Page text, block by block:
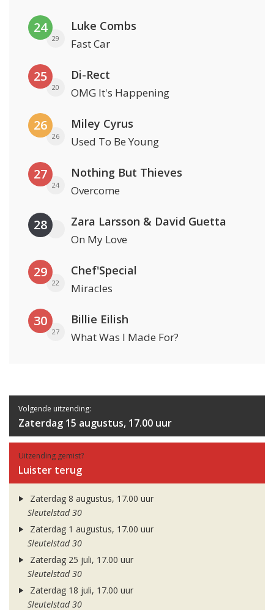
24
29
Luke Combs
Fast Car
25
20
Di-Rect
OMG It's Happening
26
26
Miley Cyrus
Used To Be Young
27
24
Nothing But Thieves
Overcome
28 Zara Larsson & David Guetta
On My Love
29
22
Chef'Special
Miracles
30
27
Billie Eilish
What Was I Made For?
Volgende uitzending:
Zaterdag 15 augustus, 17.00 uur
Uitzending gemist?
Luister terug
Zaterdag 8 augustus, 17.00 uur
Sleutelstad 30
Zaterdag 1 augustus, 17.00 uur
Sleutelstad 30
Zaterdag 25 juli, 17.00 uur
Sleutelstad 30
Zaterdag 18 juli, 17.00 uur
Sleutelstad 30